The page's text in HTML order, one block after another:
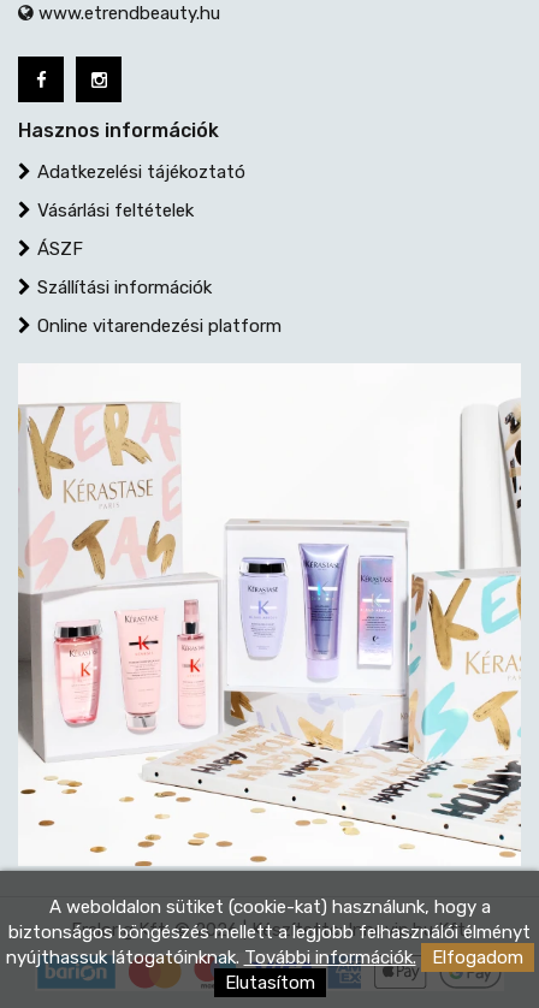
www.etrendbeauty.hu
Hasznos információk
Adatkezelési tájékoztató
Vásárlási feltételek
ÁSZF
Szállítási információk
Online vitarendezési platform
Eralong Kft. © 2026 | Készítette:Innovip.hu Kft.
A weboldalon sütiket (cookie-kat) használunk, hogy a
biztonságos böngészés mellett a legjobb felhasználói élményt
nyújthassuk látogatóinknak. További információk.
Elfogadom
Elutasítom